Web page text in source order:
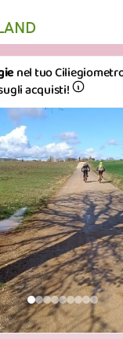
nel tuo
acquisti!